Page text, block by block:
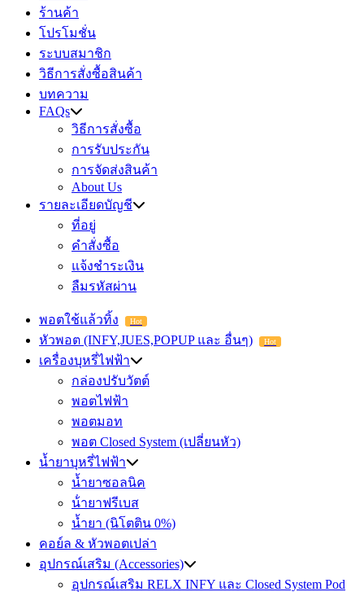
ร้านค้า
โปรโมชั่น
ระบบสมาชิก
วิธีการสั่งซื้อสินค้า
บทความ
FAQs
วิธีการสั่งซื้อ
การรับประกัน
การจัดส่งสินค้า
About Us
รายละเอียดบัญชี
ที่อยู่
คำสั่งซื้อ
แจ้งชำระเงิน
ลืมรหัสผ่าน
พอตใช้แล้วทิ้ง Hot
หัวพอต (INFY,JUES,POPUP และ อื่นๆ) Hot
เครื่องบุหรี่ไฟฟ้า
กล่องปรับวัตต์
พอตไฟฟ้า
พอตมอท
พอต Closed System (เปลี่ยนหัว)
น้ำยาบุหรี่ไฟฟ้า
น้ำยาซอลนิค
น้ํายาฟรีเบส
น้ำยา (นิโตติน 0%)
คอย์ล & หัวพอตเปล่า
อุปกรณ์เสริม (Accessories)
อุปกรณ์เสริม RELX INFY และ Closed System Pod